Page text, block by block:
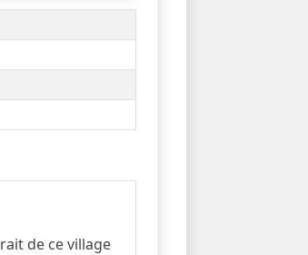
de ce village